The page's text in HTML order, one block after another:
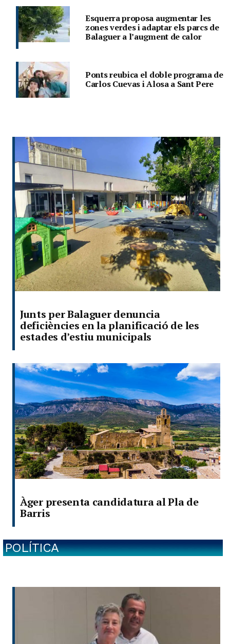
Esquerra proposa augmentar les
zones verdes i adaptar els parcs de
Balaguer a l’augment de calor
Ponts reubica el doble programa de
Carlos Cuevas i Alosa a Sant Pere
Junts per Balaguer denuncia
deficiències en la planificació de les
estades d’estiu municipals
Àger presenta candidatura al Pla de
Barris
POLÍTICA